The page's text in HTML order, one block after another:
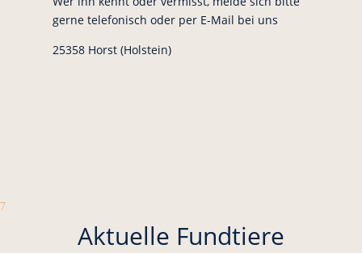
gerne telefonisch oder per E-Mail bei uns
25358 Horst (Holstein)
7
Aktuelle Fundtiere